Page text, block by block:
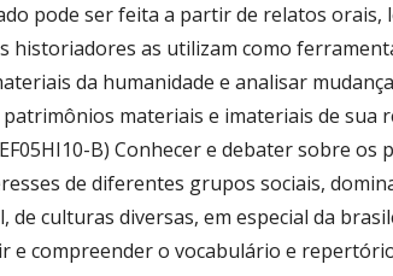
pode ser feita a partir de relatos
historiadores as utilizam como
da humanidade e analisar
materiais e imateriais de sua
B) Conhecer e debater sobre
de diferentes grupos sociais,
culturas diversas, em especial da
e compreender o vocabulário e